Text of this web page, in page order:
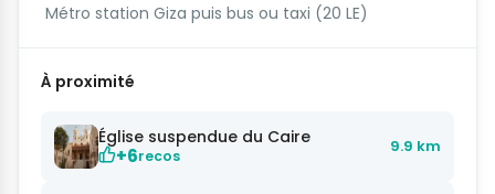
Métro station Giza puis bus ou taxi (20 LE)
À proximité
Église suspendue du Caire
+6recos 9.9 km